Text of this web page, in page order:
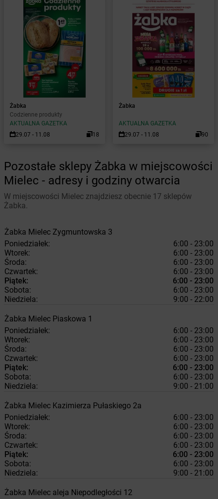
Żabka
Codzienne produkty
AKTUALNA GAZETKA
29.07 - 11.08
18
Żabka
AKTUALNA GAZETKA
29.07 - 11.08
90
Pozostałe sklepy Żabka w miejscowości
Mielec - adresy i godziny otwarcia
W miejscowości Mielec znajdziesz obecnie 17 sklepów
Żabka.
Żabka Mielec Zygmuntowska 3
Poniedziałek:
6:00 - 23:00
Wtorek:
6:00 - 23:00
Środa:
6:00 - 23:00
Czwartek:
6:00 - 23:00
Piątek:
6:00 - 23:00
Sobota:
6:00 - 23:00
Niedziela:
9:00 - 22:00
Żabka Mielec Piaskowa 1
Poniedziałek:
6:00 - 23:00
Wtorek:
6:00 - 23:00
Środa:
6:00 - 23:00
Czwartek:
6:00 - 23:00
Piątek:
6:00 - 23:00
Sobota:
6:00 - 23:00
Niedziela:
9:00 - 21:00
Żabka Mielec Kazimierza Pułaskiego 2a
Poniedziałek:
6:00 - 23:00
Wtorek:
6:00 - 23:00
Środa:
6:00 - 23:00
Czwartek:
6:00 - 23:00
Piątek:
6:00 - 23:00
Sobota:
6:00 - 23:00
Niedziela:
9:00 - 21:00
Żabka Mielec aleja Niepodległości 12